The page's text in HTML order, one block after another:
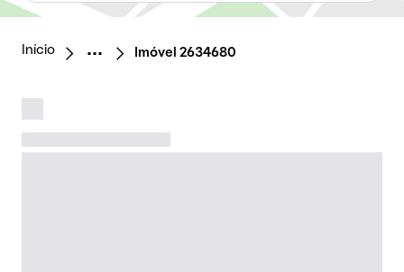
Início Imóvel 2634680